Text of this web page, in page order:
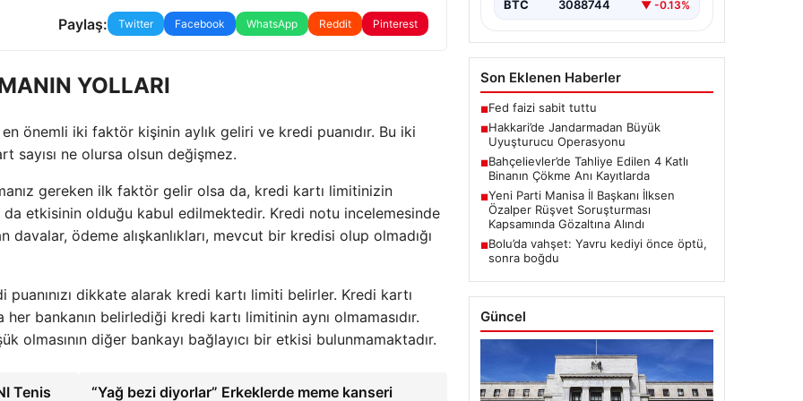
Paylaş: Twitter Facebook WhatsApp Reddit Pinterest
YOLLARI
önemli iki faktör kişinin aylık geliri ve kredi puanıdır. Bu iki
ne olursa olsun değişmez.
gereken ilk faktör gelir olsa da, kredi kartı limitinizin
etkisinin olduğu kabul edilmektedir. Kredi notu incelemesinde
davalar, ödeme alışkanlıkları, mevcut bir kredisi olup olmadığı
dikkate alarak kredi kartı limiti belirler. Kredi kartı
bankanın belirlediği kredi kartı limitinin aynı olmamasıdır.
olmasının diğer bankayı bağlayıcı bir etkisi bulunmamaktadır.
Tenis “Yağ bezi diyorlar” Erkeklerde meme kanseri
BTC 3088744 ▼ -0.13%
Son Eklenen Haberler
■Fed faizi sabit tuttu
■Hakkari’de Jandarmadan Büyük
Uyuşturucu Operasyonu
■Bahçelievler’de Tahliye Edilen 4 Katlı
Binanın Çökme Anı Kayıtlarda
■Yeni Parti Manisa İl Başkanı İlksen
Özalper Rüşvet Soruşturması
Kapsamında Gözaltına Alındı
■Bolu’da vahşet: Yavru kediyi önce öptü,
sonra boğdu
Güncel